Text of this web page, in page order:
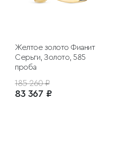
Желтое золото Фианит
Серьги, Золото, 585
проба
185 260 ₽
83 367 ₽